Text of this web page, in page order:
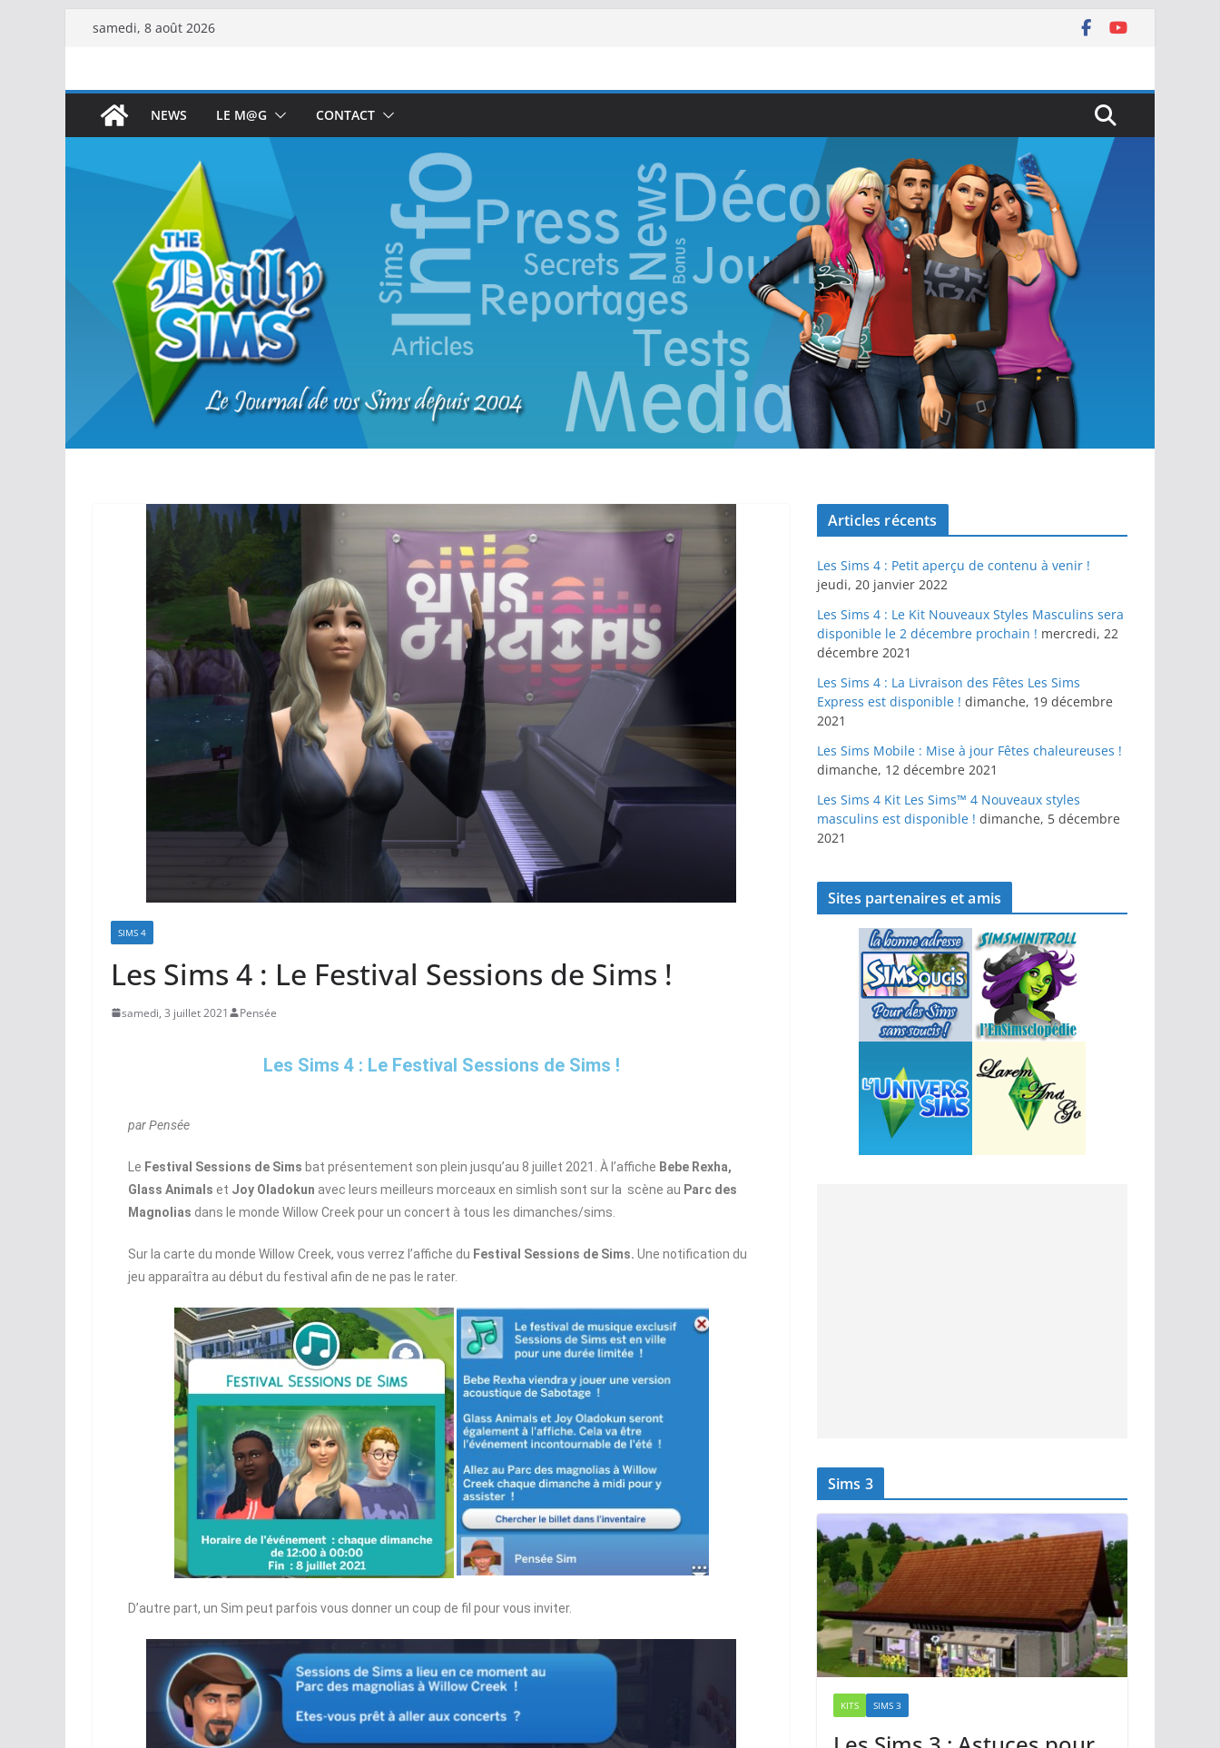
samedi, 8 août 2026
NEWS LE M@G CONTACT
SIMS 4
Les Sims 4 : Le Festival Sessions de Sims !
samedi, 3 juillet 2021 Pensée
Les Sims 4 : Le Festival Sessions de Sims !
par Pensée
Le Festival Sessions de Sims bat présentement son plein jusqu’au 8 juillet 2021. À l’affiche Bebe Rexha,
Glass Animals et Joy Oladokun avec leurs meilleurs morceaux en simlish sont sur la scène au Parc des
Magnolias dans le monde Willow Creek pour un concert à tous les dimanches/sims.
Sur la carte du monde Willow Creek, vous verrez l’affiche du Festival Sessions de Sims. Une notification du
jeu apparaîtra au début du festival afin de ne pas le rater.
D’autre part, un Sim peut parfois vous donner un coup de fil pour vous inviter.
Articles récents
Les Sims 4 : Petit aperçu de contenu à venir !
jeudi, 20 janvier 2022
Les Sims 4 : Le Kit Nouveaux Styles Masculins sera
disponible le 2 décembre prochain ! mercredi, 22
décembre 2021
Les Sims 4 : La Livraison des Fêtes Les Sims
Express est disponible ! dimanche, 19 décembre
2021
Les Sims Mobile : Mise à jour Fêtes chaleureuses !
dimanche, 12 décembre 2021
Les Sims 4 Kit Les Sims™ 4 Nouveaux styles
masculins est disponible ! dimanche, 5 décembre
2021
Sites partenaires et amis
Sims 3
KITS SIMS 3